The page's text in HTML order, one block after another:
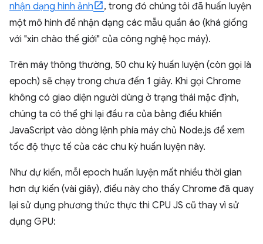
nhận dạng hình ảnh
, trong đó chúng tôi đã huấn luyện
một mô hình để nhận dạng các mẫu quần áo (khá giống
với "xin chào thế giới" của công nghệ học máy).
Trên máy thông thường, 50 chu kỳ huấn luyện (còn gọi là
epoch) sẽ chạy trong chưa đến 1 giây. Khi gọi Chrome
không có giao diện người dùng ở trạng thái mặc định,
chúng ta có thể ghi lại đầu ra của bảng điều khiển
JavaScript vào dòng lệnh phía máy chủ Node.js để xem
tốc độ thực tế của các chu kỳ huấn luyện này.
Như dự kiến, mỗi epoch huấn luyện mất nhiều thời gian
hơn dự kiến (vài giây), điều này cho thấy Chrome đã quay
lại sử dụng phương thức thực thi CPU JS cũ thay vì sử
dụng GPU: